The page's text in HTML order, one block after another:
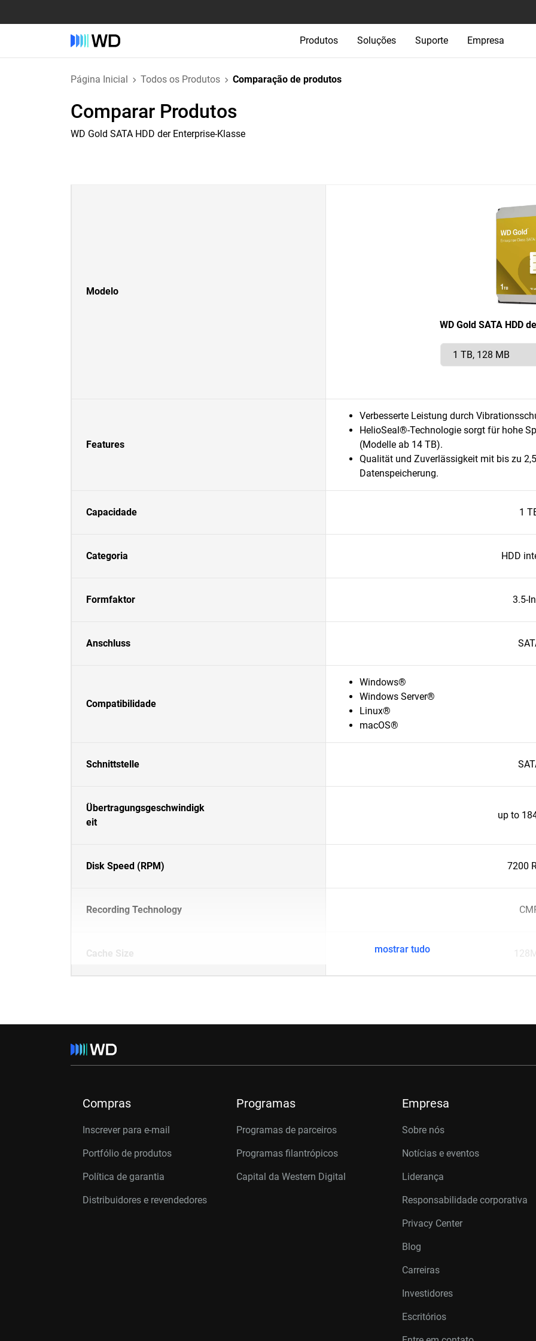
Produtos Soluções Suporte Empresa
Página Inicial Todos os Produtos Comparação de produtos
Comparar Produtos
WD Gold SATA HDD der Enterprise-Klasse
Modelo
WD Gold SATA HDD
Features
Verbesserte Leistung durch
HelioSeal®-Technologie sorgt für hohe
(Modelle ab 14 TB).
Qualität und Zuverlässigkeit mit bis zu
Datenspeicherung.
Capacidade 1
Categoria HDD
Formfaktor 3.5-
Anschluss
Compatibilidade
Windows®
Windows Server®
Linux®
macOS®
Schnittstelle
Übertragungsgeschwindigk
eit
up to
Disk Speed (RPM) 7200
Recording Technology
Cache Size mostrar tudo
Compras
Inscrever para e-mail
Portfólio de produtos
Política de garantia
Distribuidores e revendedores
Programas
Programas de parceiros
Programas filantrópicos
Capital da Western Digital
Empresa
Sobre nós
Notícias e eventos
Liderança
Responsabilidade corporativa
Privacy Center
Blog
Carreiras
Investidores
Escritórios